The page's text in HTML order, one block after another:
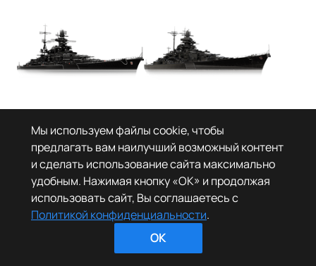
VIII Brandenburg B
VIII Tirpitz B
VIII Odin B
VIII Brandenburg
IX Pommern
IX F. der Grosse
IX P. Rupprecht
Мы используем файлы cookie, чтобы
предлагать вам наилучший возможный контент
и сделать использование сайта максимально
удобным. Нажимая кнопку «OK» и продолжая
использовать сайт, Вы соглашаетесь с
Политикой конфиденциальности.
OK